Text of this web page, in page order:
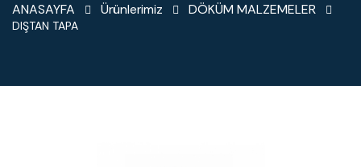
ANASAYFA Ürünlerimiz DÖKÜM MALZEMELER
DIŞTAN TAPA